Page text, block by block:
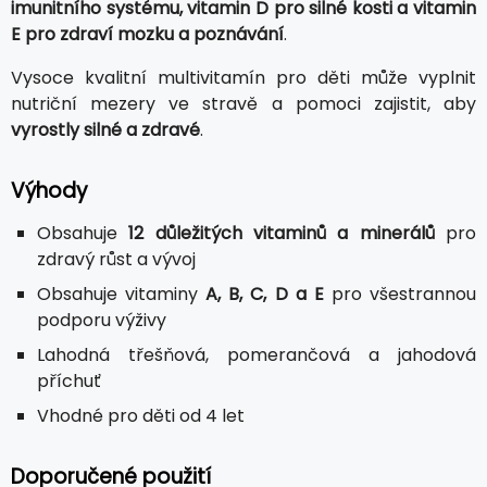
imunitního systému, vitamin D pro silné kosti a vitamin
E pro zdraví mozku a poznávání.
Vysoce kvalitní multivitamín pro děti může vyplnit
nutriční mezery ve stravě a pomoci zajistit, aby
vyrostly silné a zdravé.
Výhody
Obsahuje12 důležitých vitaminů a minerálůpro
zdravý růst a vývoj
Obsahuje vitaminyA, B, C, D a Epro všestrannou
podporu výživy
Lahodná třešňová, pomerančová a jahodová
příchuť
Vhodné pro děti od 4 let
Doporučené použití